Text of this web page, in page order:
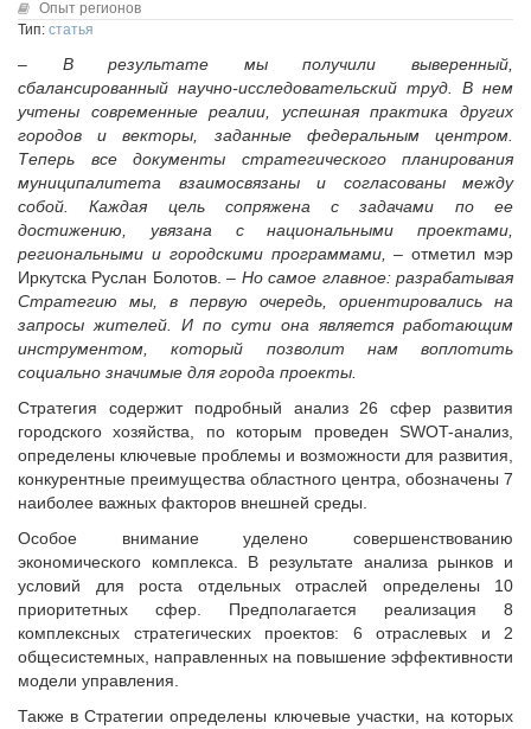
Конкурсы Совета
Издания Совета
Вопрос-ответ
ОКМО
Информационный бюллетень МСУ
НАСЕЛЕНИЕ И МСУ
ТОС
Лучшие практики ТОС
Исполнительная дирекция
Ревизионная комиссия
Палаты Совета
Комитеты Совета
Правление Совета
Обработка персональных данных
Партнеры Совета
Полезные ссылки
Инвестиционные порталы муниципальных образований
Контактная информация
НОВОСТИ
СМИ о нас
МЕТОДИЧЕСКИЙ РАЗДЕЛ
Опыт регионов
Методические материалы
Опыт муниципалитетов
Судебная практика
Мнение специалиста
Конкурсы Совета
Семинары Совета
Издания Совета
Опыт регионов
Тип: статья
– В результате мы получили выверенный,
сбалансированный научно-исследовательский труд. В нем
учтены современные реалии, успешная практика других
городов и векторы, заданные федеральным центром.
Теперь все документы стратегического планирования
муниципалитета взаимосвязаны и согласованы между
собой. Каждая цель сопряжена с задачами по ее
достижению, увязана с национальными проектами,
региональными и городскими программами,– отметил мэр
Иркутска Руслан Болотов.– Но самое главное: разрабатывая
Стратегию мы, в первую очередь, ориентировались на
запросы жителей. И по сути она является работающим
инструментом, который позволит нам воплотить
социально значимые для города проекты.
Стратегия содержит подробный анализ 26 сфер развития
городского хозяйства, по которым проведен SWOT-анализ,
определены ключевые проблемы и возможности для развития,
конкурентные преимущества областного центра, обозначены 7
наиболее важных факторов внешней среды.
Особое внимание уделено совершенствованию
экономического комплекса. В результате анализа рынков и
условий для роста отдельных отраслей определены 10
приоритетных сфер. Предполагается реализация 8
комплексных стратегических проектов: 6 отраслевых и 2
общесистемных, направленных на повышение эффективности
модели управления.
Также в Стратегии определены ключевые участки, на которых